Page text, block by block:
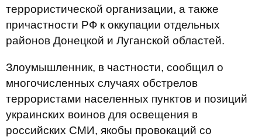
террористической организации, а также
причастности РФ к оккупации отдельных
районов Донецкой и Луганской областей.
Злоумышленник, в частности, сообщил о
многочисленных случаях обстрелов
террористами населенных пунктов и позиций
украинских воинов для освещения в
российских СМИ, якобы провокаций со